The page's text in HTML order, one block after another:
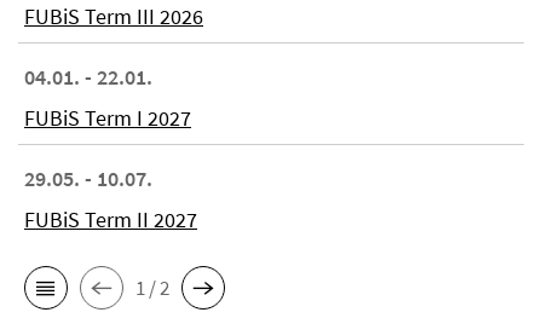
FUBiS Term III 2026
04.01. - 22.01.
FUBiS Term I 2027
29.05. - 10.07.
FUBiS Term II 2027
1 / 2